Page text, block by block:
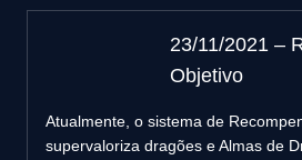
23/11/2021 –
Objetivo
Atualmente, o sistema de
supervaloriza dragões e Almas de